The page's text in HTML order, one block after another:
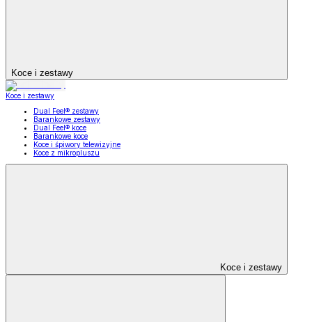
Koce i zestawy
Koce i zestawy
Dual Feel® zestawy
Barankowe zestawy
Dual Feel® koce
Barankowe koce
Koce i śpiwory telewizyjne
Koce z mikropluszu
Koce i zestawy